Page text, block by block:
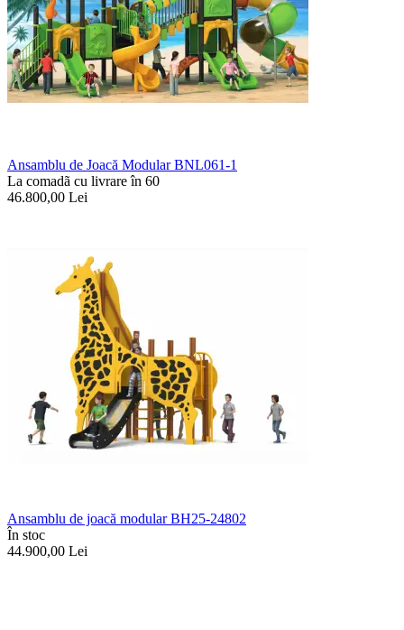
Ansamblu de Joacă Modular BNL061-1
La comadã cu livrare în 60
46.800,00 Lei
Ansamblu de joacă modular BH25-24802
În stoc
44.900,00 Lei